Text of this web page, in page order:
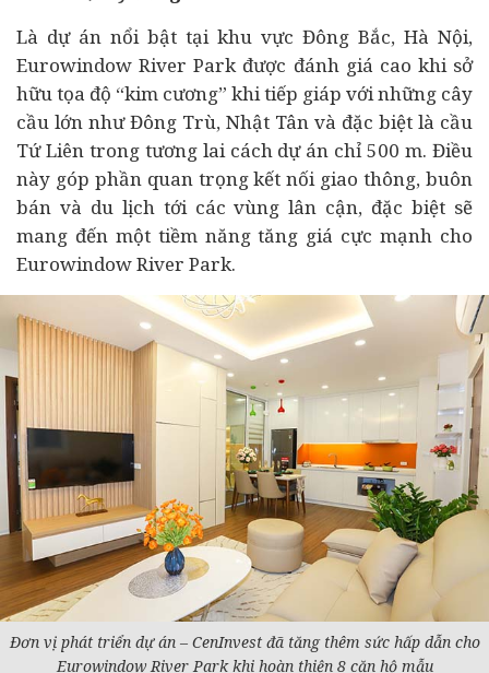
Là dự án nổi bật tại khu vực Đông Bắc, Hà Nội,
Eurowindow River Park được đánh giá cao khi sở
hữu tọa độ “kim cương” khi tiếp giáp với những cây
cầu lớn như Đông Trù, Nhật Tân và đặc biệt là cầu
Tứ Liên trong tương lai cách dự án chỉ 500 m. Điều
này góp phần quan trọng kết nối giao thông, buôn
bán và du lịch tới các vùng lân cận, đặc biệt sẽ
mang đến một tiềm năng tăng giá cực mạnh cho
Eurowindow River Park.
Đơn vị phát triển dự án – CenInvest đã tăng thêm sức hấp dẫn cho
Eurowindow River Park khi hoàn thiện 8 căn hộ mẫu